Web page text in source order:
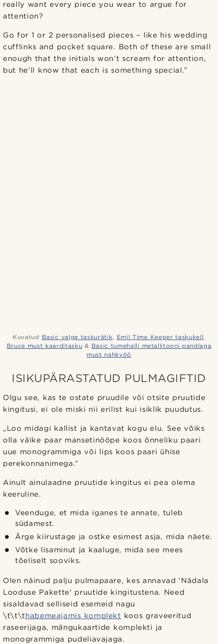
really want every piece you wear to argue for
attention?
Go for 1 or 2 personalised pieces – like his wedding
cufflinks and pocket square. Both of these are small
enough that the initials won’t scream for attention,
but he’ll know that each is something special.”
Kuvatud Basic valge taskurätik, Emil Time Keeper taskukell,
Bruce must kaarditasku & Basic tumehalli metallitooni pandlaga
must nahkvöö
ISIKUPÄRASTATUD PULMAGIFTID
Olgu see, kas te ostate pruudile või otsite pruutide
kingitusi, ei ole miski nii erilist kui isiklik puudutus.
„Loo midagi kallist ja kantavat kogu elu. See võiks
olla väike paar mansetinööpe koos õnneliku paari
uue monogrammiga või lips koos paari ühise
perekonnanimega.”
Ainult ainulaadne pruutide kingitus ei pea olema
keeruline.
Veenduge, et mida iganes te annate, tuleb
südamest.
Ärge kiirustage ja ostke esimest asja, mida näete.
Võtke lisaminut ja kaaluge, mida see mees
tõeliselt sooviks.
Olen näinud palju pulmapaare, kes annavad 'Nädala
Looduse Pakette' pruutide kingitustena. Need
sisaldavad selliseid esemeid nagu
\t\t\thabemeajamis komplekt koos graveeritud
raseerijaga, mängukaartide komplekti ja
monogrammiga pudeliavajaga.